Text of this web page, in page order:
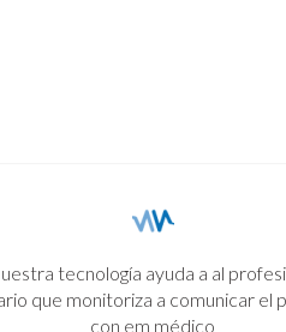
tecnología ayuda a al
que monitoriza a comunicar el
con em médico